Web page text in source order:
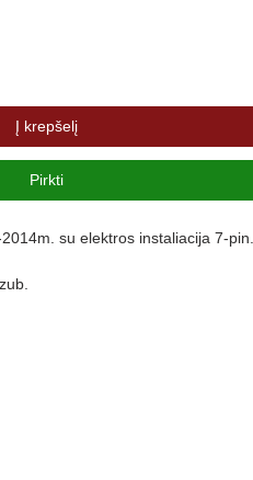
Į krepšelį
Pirkti
su elektros instaliacija 7-pin.